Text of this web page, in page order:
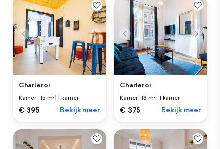
Charleroi
Kamer |15 m² |1 kamer
€ 395 Bekijk meer
Charleroi
Kamer |13 m² |1 kamer
€ 375 Bekijk meer